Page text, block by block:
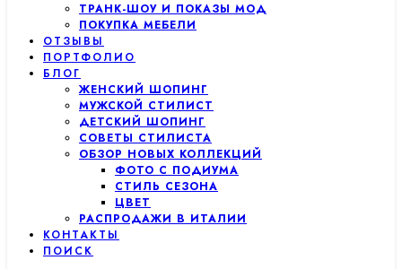
ТРАНК-ШОУ И ПОКАЗЫ МОД
ПОКУПКА МЕБЕЛИ
ОТЗЫВЫ
ПОРТФОЛИО
БЛОГ
ЖЕНСКИЙ ШОПИНГ
МУЖСКОЙ СТИЛИСТ
ДЕТСКИЙ ШОПИНГ
СОВЕТЫ СТИЛИСТА
ОБЗОР НОВЫХ КОЛЛЕКЦИЙ
ФОТО С ПОДИУМА
СТИЛЬ СЕЗОНА
ЦВЕТ
РАСПРОДАЖИ В ИТАЛИИ
КОНТАКТЫ
ПОИСК